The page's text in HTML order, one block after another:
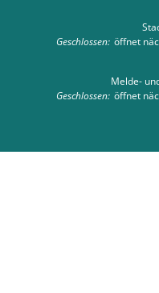
Klicken, um weitere
Geschlossen: öffnet
Melde-
Klicken, um weitere
Geschlossen: öffnet